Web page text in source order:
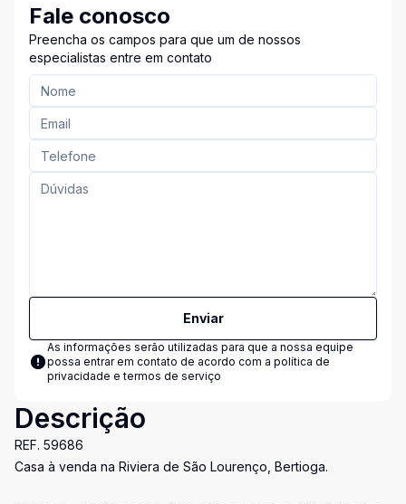
Fale conosco
Preencha os campos para que um de nossos
especialistas entre em contato
Enviar
As informações serão utilizadas para que a nossa equipe
possa entrar em contato de acordo com a política de
privacidade e termos de serviço
Descrição
REF. 59686
Casa à venda na Riviera de São Lourenço, Bertioga.